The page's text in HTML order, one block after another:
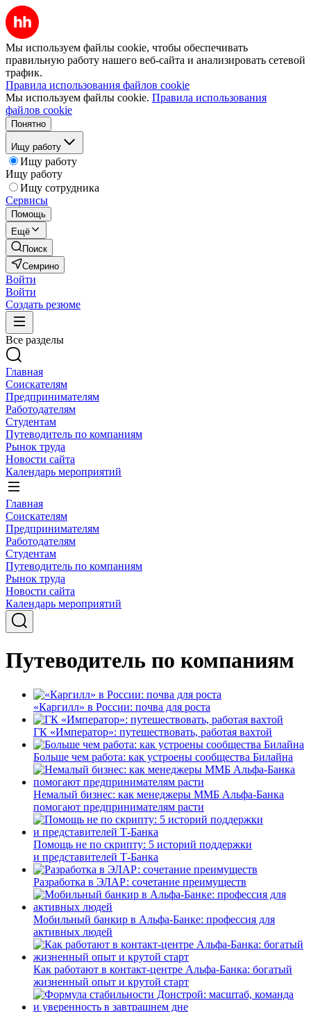
Мы используем файлы cookie, чтобы обеспечивать
правильную работу нашего веб-сайта и анализировать сетевой
трафик.
Правила использования файлов cookie
Мы используем файлы cookie. Правила использования
файлов cookie
Понятно
Ищу работу
Ищу работу
Ищу работу
Ищу сотрудника
Сервисы
Помощь
Ещё
Поиск
Семрино
Войти
Войти
Создать резюме
Все разделы
Главная
Соискателям
Предпринимателям
Работодателям
Студентам
Путеводитель по компаниям
Рынок труда
Новости сайта
Календарь мероприятий
Главная
Соискателям
Предпринимателям
Работодателям
Студентам
Путеводитель по компаниям
Рынок труда
Новости сайта
Календарь мероприятий
Путеводитель по компаниям
«Каргилл» в России: почва для роста
ГК «Император»: путешествовать, работая вахтой
Больше чем работа: как устроены сообщества Билайна
Немалый бизнес: как менеджеры ММБ Альфа-Банка
помогают предпринимателям расти
Помощь не по скрипту: 5 историй поддержки
и представителей Т-Банка
Разработка в ЭЛАР: сочетание преимуществ
Мобильный банкир в Альфа-Банке: профессия для
активных людей
Как работают в контакт-центре Альфа-Банка: богатый
жизненный опыт и крутой старт